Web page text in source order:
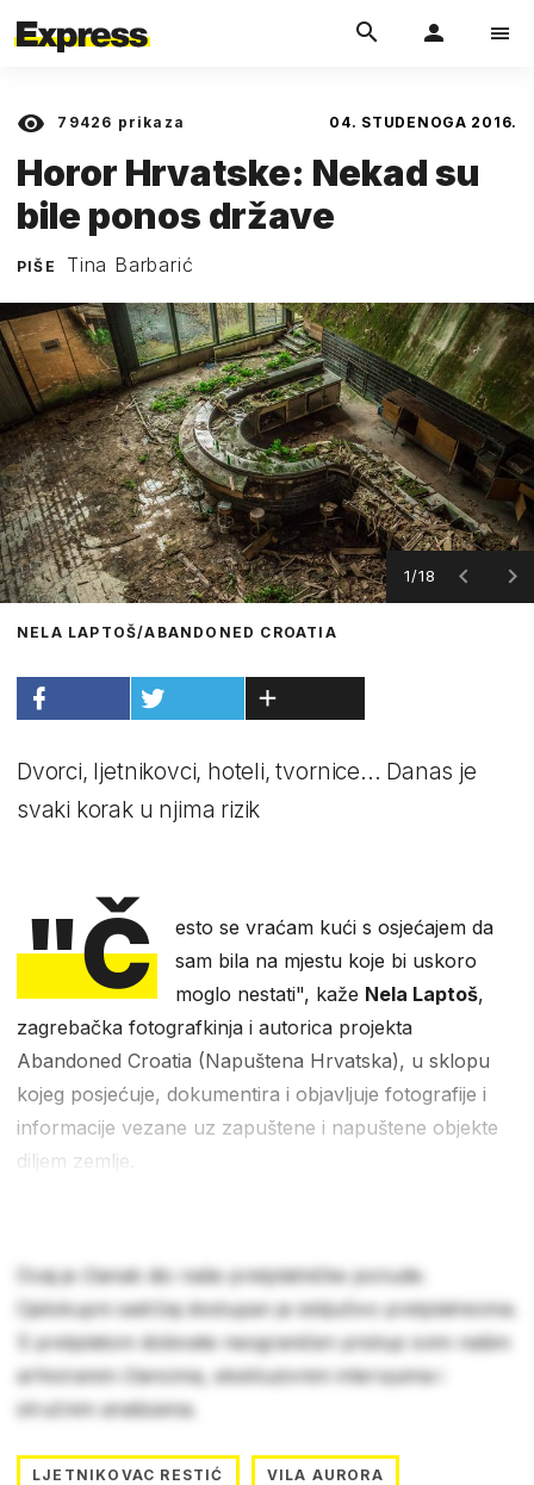
79426 prikaza 04. STUDENOGA 2016.
Horor Hrvatske: Nekad su
bile ponos države
PIŠE Tina Barbarić
1/18
NELA LAPTOŠ/ABANDONED CROATIA
Dvorci, ljetnikovci, hoteli, tvornice... Danas je
svaki korak u njima rizik
"Č
esto se vraćam kući s osjećajem da
sam bila na mjestu koje bi uskoro
moglo nestati", kaže Nela Laptoš,
zagrebačka fotografkinja i autorica projekta
Abandoned Croatia (Napuštena Hrvatska), u sklopu
kojeg posjećuje, dokumentira i objavljuje fotografije i
informacije vezane uz zapuštene i napuštene objekte
diljem zemlje.
Ovaj je članak dio naše pretplatničke ponude.
Cjelokupni sadržaj dostupan je isključivo pretplatnicima.
S pretplatom dobivate neograničen pristup svim našim
arhiviranim člancima, ekskluzivnim intervjuima i
stručnim analizama.
LJETNIKOVAC RESTIĆ VILA AURORA